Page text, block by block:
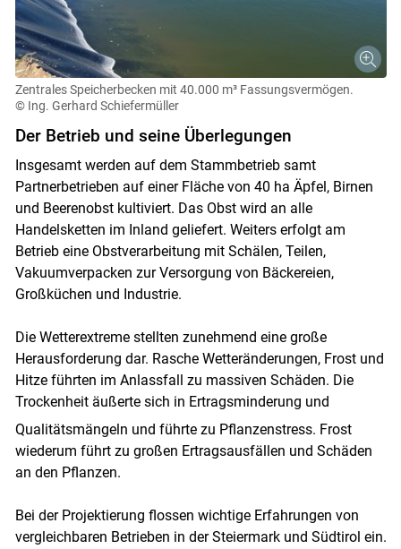
Skip to main content
Zentrales Speicherbecken mit 40.000 m³ Fassungsvermögen.
© Ing. Gerhard Schiefermüller
Der Betrieb und seine Überlegungen
Insgesamt werden auf dem Stammbetrieb samt
Partnerbetrieben auf einer Fläche von 40 ha Äpfel, Birnen
und Beerenobst kultiviert. Das Obst wird an alle
Handelsketten im Inland geliefert. Weiters erfolgt am
Betrieb eine Obstverarbeitung mit Schälen, Teilen,
Vakuumverpacken zur Versorgung von Bäckereien,
Großküchen und Industrie.
Die Wetterextreme stellten zunehmend eine große
Herausforderung dar. Rasche Wetteränderungen, Frost und
Hitze führten im Anlassfall zu massiven Schäden. Die
Trockenheit äußerte sich in Ertragsminderung und
Qualitätsmängeln und führte zu Pflanzenstress. Frost
wiederum führt zu großen Ertragsausfällen und Schäden
an den Pflanzen.
Bei der Projektierung flossen wichtige Erfahrungen von
vergleichbaren Betrieben in der Steiermark und Südtirol ein.